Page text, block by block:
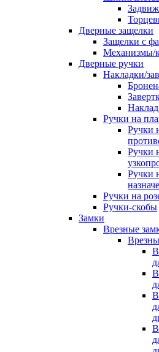
Дверные защелки
Защелки с
Механизмы/
Дверные ручки
Накладки/
Ручки на
Ручки
Ручки
Ручки
Ручки на
Ручки-скобы
Замки
Врезные